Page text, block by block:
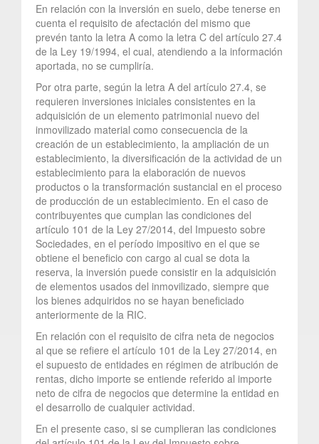
En relación con la inversión en suelo, debe tenerse en
cuenta el requisito de afectación del mismo que
prevén tanto la letra A como la letra C del artículo 27.4
de la Ley 19/1994, el cual, atendiendo a la información
aportada, no se cumpliría.
Por otra parte, según la letra A del artículo 27.4, se
requieren inversiones iniciales consistentes en la
adquisición de un elemento patrimonial nuevo del
inmovilizado material como consecuencia de la
creación de un establecimiento, la ampliación de un
establecimiento, la diversificación de la actividad de un
establecimiento para la elaboración de nuevos
productos o la transformación sustancial en el proceso
de producción de un establecimiento. En el caso de
contribuyentes que cumplan las condiciones del
artículo 101 de la Ley 27/2014, del Impuesto sobre
Sociedades, en el período impositivo en el que se
obtiene el beneficio con cargo al cual se dota la
reserva, la inversión puede consistir en la adquisición
de elementos usados del inmovilizado, siempre que
los bienes adquiridos no se hayan beneficiado
anteriormente de la RIC.
En relación con el requisito de cifra neta de negocios
al que se refiere el artículo 101 de la Ley 27/2014, en
el supuesto de entidades en régimen de atribución de
rentas, dicho importe se entiende referido al importe
neto de cifra de negocios que determine la entidad en
el desarrollo de cualquier actividad.
En el presente caso, si se cumplieran las condiciones